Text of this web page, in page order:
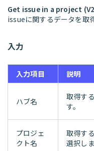
Get issue in a project
issueに関するデータを取
入力
入力項目 説明
ハブ名
取得す
す。
プロジェ
クト名
取得す
選択しま